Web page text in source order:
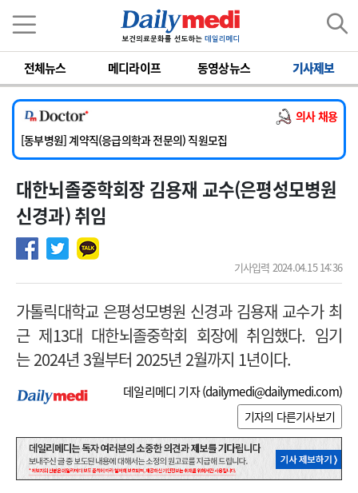
전체뉴스 메디라이프 동영상뉴스 기사제보
의사 채용
[서울아산병원] 2026년 하반기 인턴 모집
[영남대학교의료원] 마취통증의학과 임기제 임상의사 채용
[충남대학교병원] 소아청소년과(소아응급전담) 계약직 의사 공개채용
[동부병원] 계약직(응급의학과 전문의) 직원모집
[이대목동병원] 하반기 전공의(레지던트1년차) 모집
[서울아산병원] 2026년 하반기 인턴 모집
[영남대학교의료원] 마취통증의학과 임기제 임상의사 채용
대한뇌졸중학회장 김용재 교수(은평성모병원
신경과) 취임
기사입력 2024.04.15 14:36
가톨릭대학교 은평성모병원 신경과 김용재 교수가 최
근 제13대 대한뇌졸중학회 회장에 취임했다. 임기
는2024년 3월부터 2025년 2월까지 1년이다.
데일리메디 기자 (dailymedi@dailymedi.com)
기자의 다른기사보기